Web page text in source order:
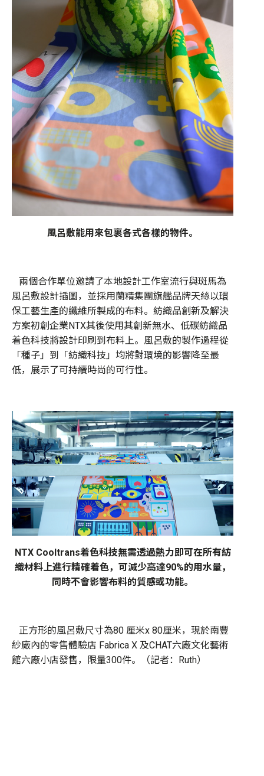
風呂敷能用來包裹各式各樣的物件。
兩個合作單位邀請了本地設計工作室流行與斑馬為
風呂敷設計插圖，並採用蘭精集團旗艦品牌天絲以環
保工藝生產的纖維所製成的布料。紡織品創新及解決
方案初創企業NTX其後使用其創新無水、低碳紡織品
着色科技將設計印刷到布料上。風呂敷的製作過程從
「種子」到「紡織科技」均將對環境的影響降至最
低，展示了可持續時尚的可行性。
NTX Cooltrans着色科技無需透過熱力即可在所有紡
織材料上進行精確着色，可減少高達90%的用水量，
同時不會影響布料的質感或功能。
正方形的風呂敷尺寸為80 厘米x 80厘米，現於南豐
紗廠內的零售體驗店 Fabrica X 及CHAT六廠文化藝術
館六廠小店發售，限量300件。（記者：Ruth）